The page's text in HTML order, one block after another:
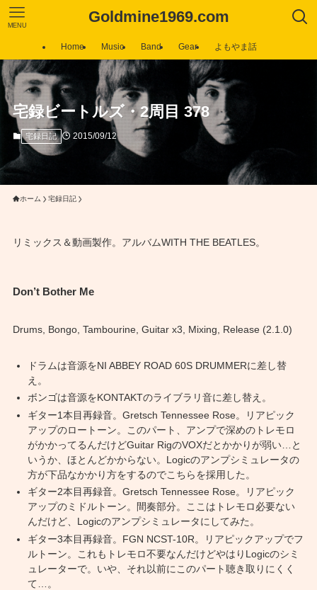
Goldmine1969.com
MENU
Home Music Band Gear よもやま話
宅録ビートルズ・2周目 378
宅録日記 2015/09/12
ホーム 宅録日記
リミックス＆動画製作。アルバムWITH THE BEATLES。
Don’t Bother Me
Drums, Bongo, Tambourine, Guitar x3, Mixing, Release (2.1.0)
ドラムは音源をNI ABBEY ROAD 60S DRUMMERに差し替
え。
ボンゴは音源をKONTAKTのライブラリ音に差し替え。
ギター1本目再録音。Gretsch Tennessee Rose。リアピック
アップのロートーン。このパート、アンプで深めのトレモロ
がかかってるんだけどGuitar RigのVOXだとかかりが弱い…と
いうか、ほとんどかからない。Logicのアンプシミュレータの
方が下品なかかり方をするのでこちらを採用した。
ギター2本目再録音。Gretsch Tennessee Rose。リアピック
アップのミドルトーン。間奏部分。ここはトレモロ必要ない
んだけど、Logicのアンプシミュレータにしてみた。
ギター3本目再録音。FGN NCST-10R。リアピックアップでフ
ルトーン。これもトレモロ不要なんだけどやはりLogicのシミ
ュレーターで。いや、それ以前にこのパート聴き取りにくく
て…。